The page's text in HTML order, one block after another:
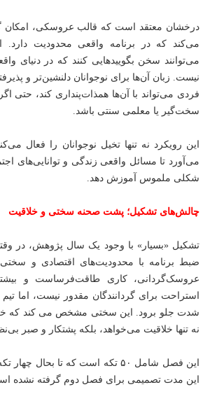
درخشان معتقد است که قالب عروسکی، امکان
می‌کند که در برنامه واقعی محدودیت
می‌توانند سخن بگویید‌هایی کنند که در دنیای
نیست. زبان آن‌ها برای نوجوانان دلنشین‌تر و
فردی می‌تواند با آن‌ها همذات‌پنداری کند، حتی
سخت‌گیر یا معلمی سنتی باشد.
این رویکرد نه تنها تخیل نوجوانان را فعال
می‌آورد تا مسائل واقعی زندگی و توانایی‌های
شکلی ملموس آموزش دهد.
چالش‌های تشکیل؛ پشت صحنه سختی و خلاقیت
تشکیل «بسیار» با وجود یک سال پژوهش، در
ضبط برنامه با محدودیت‌های اقتصادی و
استراحت برای گردانندگان مقدور نیست، اما
شدت جلو برود. این سختی مشخص می کند که
نه تنها خلاقیت می‌خواهد، بلکه پشتکار و صبر
این فصل شامل ۵۰ تکه است که تا بحال
این مدت تصمیمی برای فصل دوم گرفته نشده